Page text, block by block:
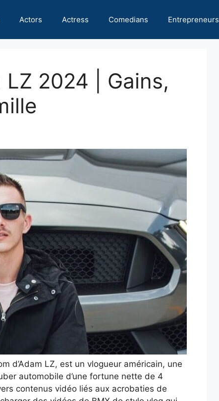
Actors Actress Comedians Entrepreneurs
2024 | Gains,
d’Adam LZ, est un vlogueur américain, une
automobile d’une fortune nette de 4
contenus vidéo liés aux acrobaties de